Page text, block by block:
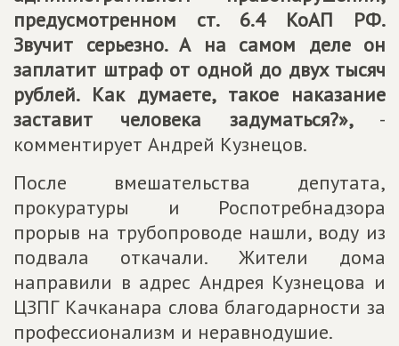
предусмотренном ст. 6.4 КоАП РФ.
Звучит серьезно. А на самом деле он
заплатит штраф от одной до двух тысяч
рублей. Как думаете, такое наказание
заставит человека задуматься?»,-
комментирует Андрей Кузнецов.
После вмешательства депутата,
прокуратуры и Роспотребнадзора
прорыв на трубопроводе нашли, воду из
подвала откачали. Жители дома
направили в адрес Андрея Кузнецова и
ЦЗПГ Качканара слова благодарности за
профессионализм и неравнодушие.